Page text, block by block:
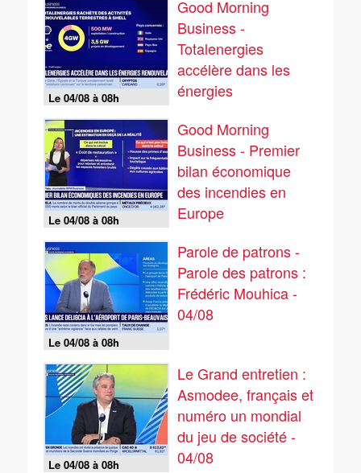
Le 04/08 à 08h
Good Morning
Business -
Totalenergies
accélère dans les
énergies
Le 04/08 à 08h
Good Morning
Business - Premier
bilan économique
des incendies en
Europe
Le 04/08 à 08h
Parole de patrons -
Parole des patrons :
Frédéric Mouhica -
04/08
Le 04/08 à 08h
Le Grand entretien :
Asmodee, français et
numéro un mondial
du jeu de société -
04/08